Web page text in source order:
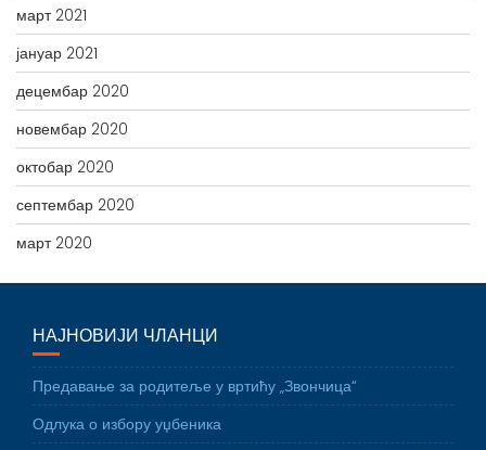
март 2021
јануар 2021
децембар 2020
новембар 2020
октобар 2020
септембар 2020
март 2020
НАЈНОВИЈИ ЧЛАНЦИ
Предавање за родитеље у вртићу „Звончица“
Одлука о избору уџбеника